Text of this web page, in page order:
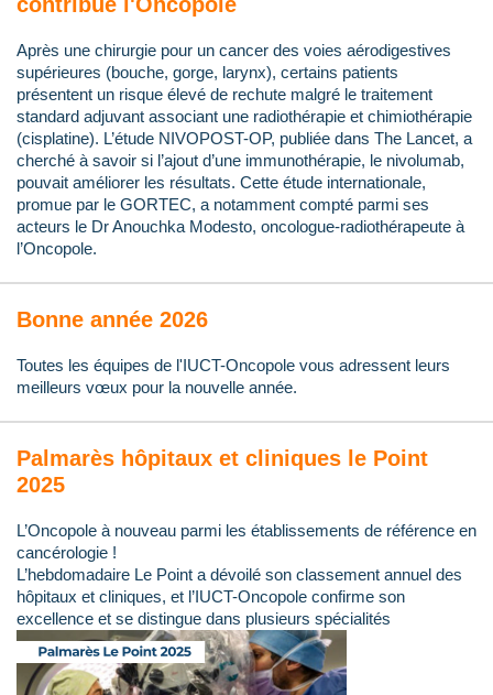
Après une chirurgie pour un cancer des voies aérodigestives
supérieures (bouche, gorge, larynx), certains patients
présentent un risque élevé de rechute malgré le traitement
standard adjuvant associant une radiothérapie et chimiothérapie
(cisplatine). L’étude NIVOPOST-OP, publiée dans The Lancet, a
cherché à savoir si l’ajout d’une immunothérapie, le nivolumab,
pouvait améliorer les résultats. Cette étude internationale,
promue par le GORTEC, a notamment compté parmi ses
acteurs le Dr Anouchka Modesto, oncologue-radiothérapeute à
l’Oncopole.
Bonne année 2026
Toutes les équipes de l'IUCT-Oncopole vous adressent leurs
meilleurs vœux pour la nouvelle année.
Palmarès hôpitaux et cliniques le Point
2025
L’Oncopole à nouveau parmi les établissements de référence en
cancérologie !
L’hebdomadaire Le Point a dévoilé son classement annuel des
hôpitaux et cliniques, et l’IUCT-Oncopole confirme son
excellence et se distingue dans plusieurs spécialités